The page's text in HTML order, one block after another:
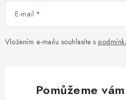
E-mail
Vložením e-mailu souhlasíte s
Pomůžeme